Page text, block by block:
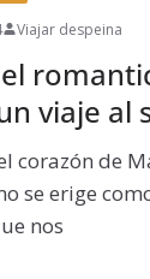
Viajar despeina
viaje al
corazón de
se erige
nos